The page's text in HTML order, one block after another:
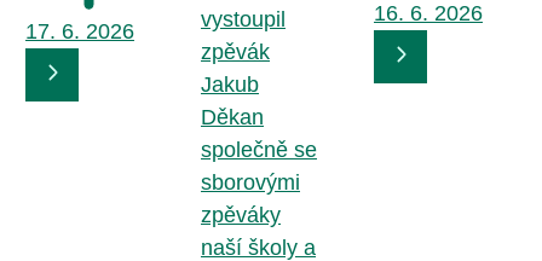
17. 6. 2026
vystoupil
zpěvák
Jakub
Děkan
společně se
sborovými
zpěváky
naší školy a
16. 6. 2026